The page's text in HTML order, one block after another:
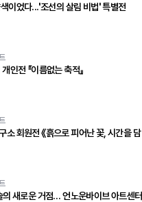
이었다...'조선의 살림 비법' 특별전
인전 『이름없는 축적』
소 회원전 《흙으로 피어난 꽃, 시간을 담
의 새로운 거점… 언노운바이브 아트센터